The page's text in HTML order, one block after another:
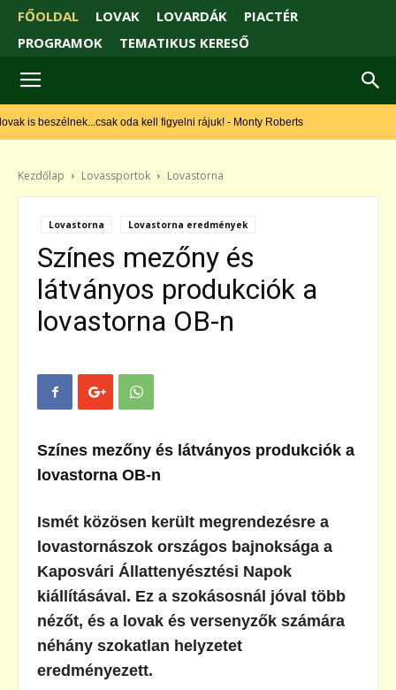
FŐOLDAL LOVAK LOVARDÁK
PIACTÉR
PROGRAMOK
TEMATIKUS KERESŐ
is beszélnek...csak oda kell figyelni rájuk! - Monty Roberts
Kezdőlap Lovassportok Lovastorna
Lovastorna Lovastorna eredmények
Színes mezőny és
látványos produkciók a
lovastorna OB-n
Színes mezőny és látványos produkciók a
lovastorna OB-n
Ismét közösen került megrendezésre a
lovastornászok országos bajnoksága a
Kaposvári Állattenyésztési Napok
kiállításával. Ez a szokásosnál jóval több
nézőt, és a lovak és versenyzők számára
néhány szokatlan helyzetet
eredményezett.